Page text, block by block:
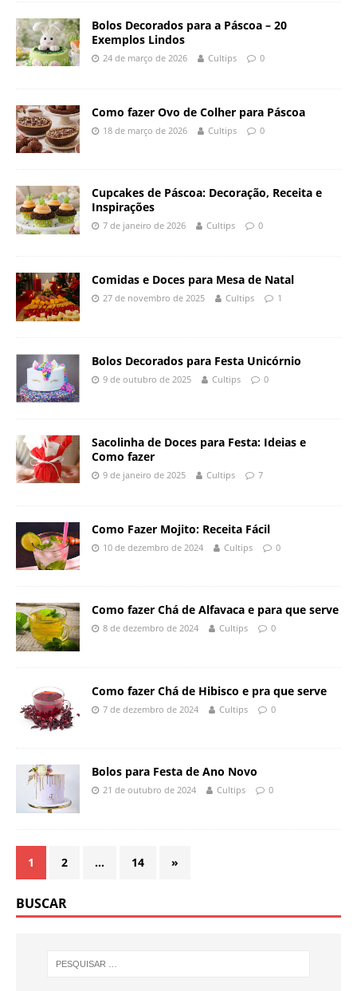
Bolos Decorados para a Páscoa – 20
Exemplos Lindos
24 de março de 2026 Cultips 0
Como fazer Ovo de Colher para Páscoa
18 de março de 2026 Cultips 0
Cupcakes de Páscoa: Decoração, Receita e
Inspirações
7 de janeiro de 2026 Cultips 0
Comidas e Doces para Mesa de Natal
27 de novembro de 2025 Cultips 1
Bolos Decorados para Festa Unicórnio
9 de outubro de 2025 Cultips 0
Sacolinha de Doces para Festa: Ideias e
Como fazer
9 de janeiro de 2025 Cultips 7
Como Fazer Mojito: Receita Fácil
10 de dezembro de 2024 Cultips 0
Como fazer Chá de Alfavaca e para que serve
8 de dezembro de 2024 Cultips 0
Como fazer Chá de Hibisco e pra que serve
7 de dezembro de 2024 Cultips 0
Bolos para Festa de Ano Novo
21 de outubro de 2024 Cultips 0
1 2 … 14 »
BUSCAR